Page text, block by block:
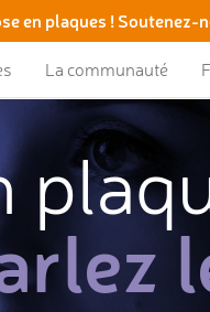
en plaques ! Soutenez-
La communauté